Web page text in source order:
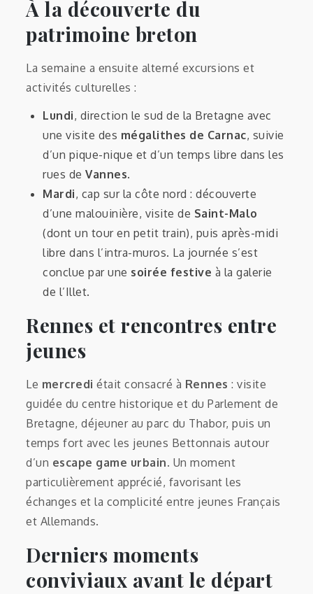
À la découverte du
patrimoine breton
La semaine a ensuite alterné excursions et
activités culturelles :
Lundi, direction le sud de la Bretagne avec
une visite des mégalithes de Carnac, suivie
d’un pique-nique et d’un temps libre dans les
rues deVannes.
Mardi, cap sur la côte nord : découverte
d’une malouinière, visite de Saint-Malo
(dont un tour en petit train), puis après-midi
libre dans l’intra-muros. La journée s’est
conclue par une soirée festive à la galerie
de l’Illet.
Rennes et rencontres entre
jeunes
Le mercredi était consacré à Rennes : visite
guidée du centre historique et du Parlement de
Bretagne, déjeuner au parc du Thabor, puis un
temps fort avec les jeunes Bettonnais autour
d’un escape game urbain. Un moment
particulièrement apprécié, favorisant les
échanges et la complicité entre jeunes Français
et Allemands.
Derniers moments
conviviaux avant le départ